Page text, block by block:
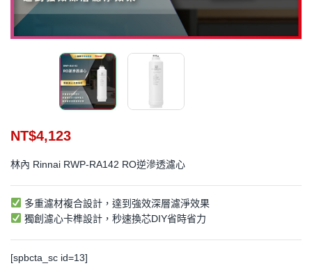
NT$4,123
林內 Rinnai RWP-RA142 RO逆滲透濾心
多重濾材複合設計，達到強效深層濾淨效果
獨創濾心卡榫設計，秒速換芯DIY省時省力
[spbcta_sc id=13]